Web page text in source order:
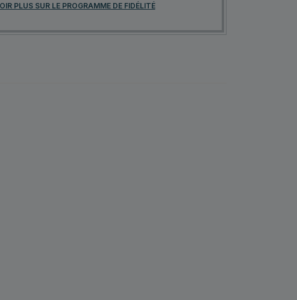
PLUS SUR LE PROGRAMME DE FIDÉLITÉ